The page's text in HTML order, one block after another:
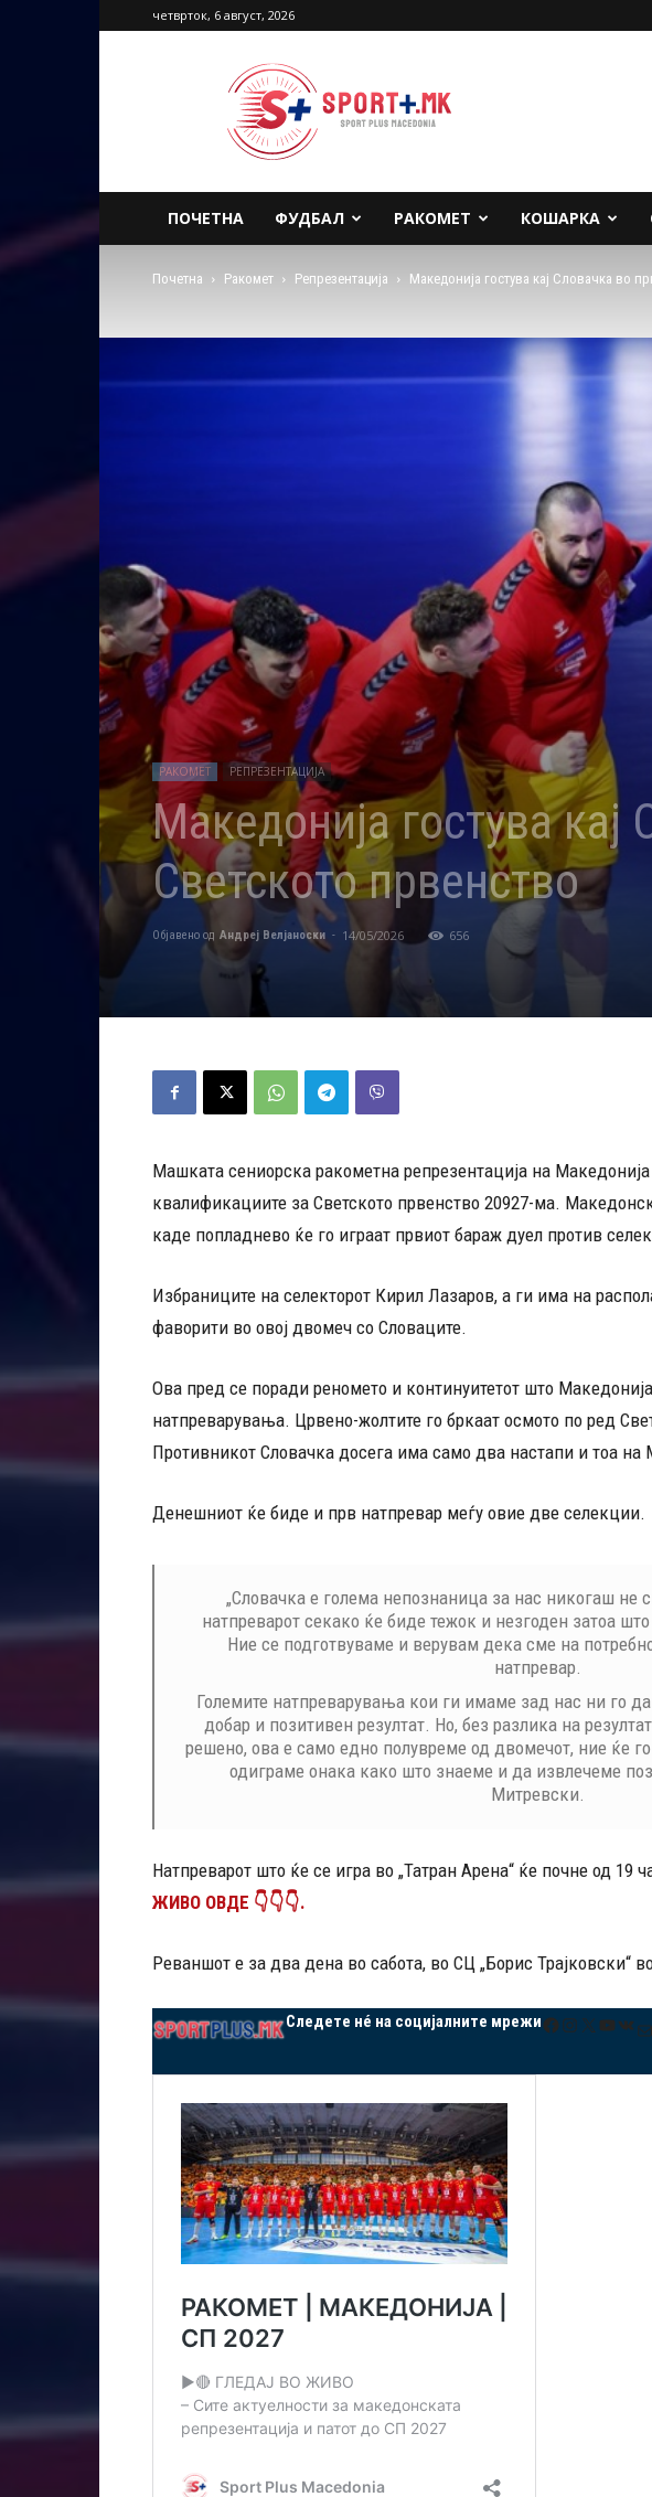
четврток, 6 август, 2026
Sport
Plus
Macedonia
ПОЧЕТНА ФУДБАЛ РАКОМЕТ КОШАРКА
Почетна Ракомет Репрезентација Македонија гостува кај Словачка во
РАКОМЕТ РЕПРЕЗЕНТАЦИЈА
Македонија гостува
Светското првенство
Објавено од Андреј Велјаноски - 14/05/2026 656
Машката сениорска ракометна репрезентација на
квалификациите за Светското првенство 20927-ма.
каде попладнево ќе го играат првиот бараж дуел против
Избраниците на селекторот Кирил Лазаров, а ги има на
фаворити во овој двомеч со Словаците.
Ова пред се поради реномето и континуитетот што
натпреварувања. Црвено-жолтите го бркаат осмото по ред
Противникот Словачка досега има само два настапи и тоа на
Денешниот ќе биде и прв натпревар меѓу овие две селекции.
„Словачка е голема непознаница за нас никогаш не
натпреварот секако ќе биде тежок и незгоден затоа
Ние се подготвуваме и верувам дека сме на
натпревар.
Големите натпреварувања кои ги имаме зад нас ни го
добар и позитивен резултат. Но, без разлика на
решено, ова е само едно полувреме од двомечот, ние ќе
одиграме онака како што знаеме и да извлечеме
Митревски.
Натпреварот што ќе се игра во „Татран Арена“ ќе почне од 19
ЖИВО ОВДЕ 👇👇👇.
Реваншот е за два дена во сабота, во СЦ „Борис Трајковски“
Следете нé на социјалните мрежиFacebook
Instagram
X YouTube
VK